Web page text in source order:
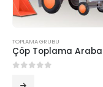
TOPLAMA GRUBU